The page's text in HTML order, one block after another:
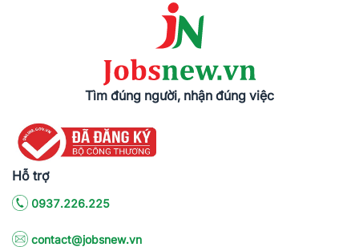
Tìm đúng người, nhận đúng việc
Hỗ trợ
0937.226.225
contact@jobsnew.vn